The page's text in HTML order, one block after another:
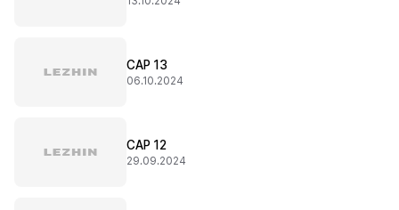
CAP 13
06.10.2024
CAP 12
29.09.2024